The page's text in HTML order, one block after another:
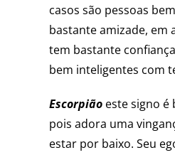
casos são pessoas
bastante amizade, em
tem bastante
bem inteligentes com
Escorpiãoeste signo é
pois adora uma
estar por baixo. Seu